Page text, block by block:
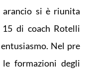
si è riunita
di coach Rotelli
Nel pre
formazioni degli